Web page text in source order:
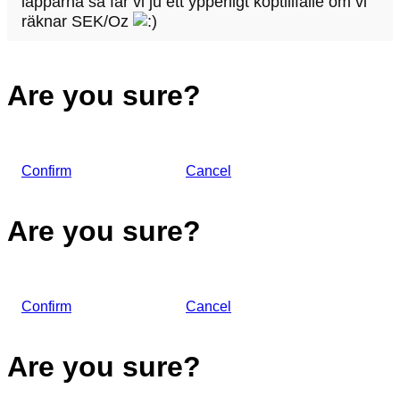
räknar SEK/Oz
Are you sure?
Confirm Cancel
Are you sure?
Confirm Cancel
Are you sure?